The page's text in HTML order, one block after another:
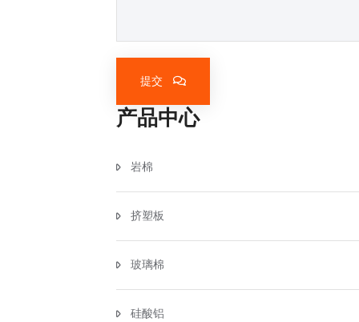
提交
产品中心
岩棉
挤塑板
玻璃棉
硅酸铝